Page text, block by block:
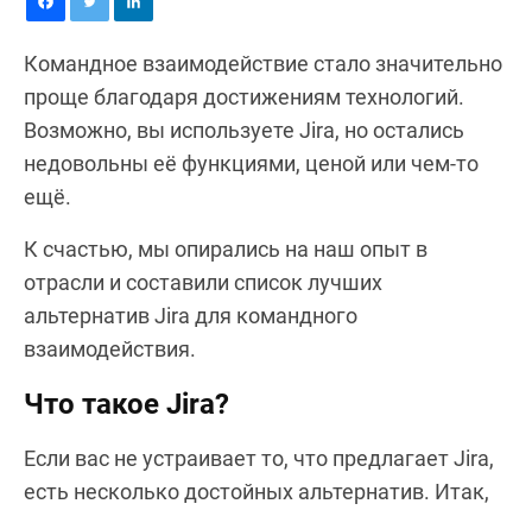
Командное взаимодействие стало значительно
проще благодаря достижениям технологий.
Возможно, вы используете Jira, но остались
недовольны её функциями, ценой или чем-то
ещё.
К счастью, мы опирались на наш опыт в
отрасли и составили список лучших
альтернатив Jira для командного
взаимодействия.
Что такое Jira?
Если вас не устраивает то, что предлагает Jira,
есть несколько достойных альтернатив. Итак,